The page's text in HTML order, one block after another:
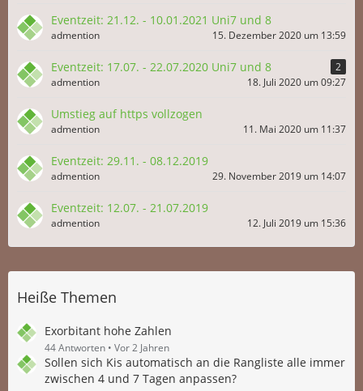
Eventzeit: 21.12. - 10.01.2021 Uni7 und 8
admention 15. Dezember 2020 um 13:59
Eventzeit: 17.07. - 22.07.2020 Uni7 und 8
2
admention
18. Juli 2020 um 09:27
Umstieg auf https vollzogen
admention 11. Mai 2020 um 11:37
Eventzeit: 29.11. - 08.12.2019
admention 29. November 2019 um 14:07
Eventzeit: 12.07. - 21.07.2019
admention 12. Juli 2019 um 15:36
Heiße Themen
Exorbitant hohe Zahlen
44 Antworten Vor 2 Jahren
Sollen sich Kis automatisch an die Rangliste alle immer
zwischen 4 und 7 Tagen anpassen?